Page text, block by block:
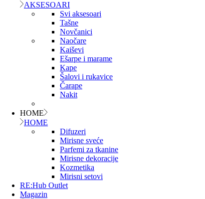
AKSESOARI
Svi aksesoari
Tašne
Novčanici
Naočare
Kaiševi
Ešarpe i marame
Kape
Šalovi i rukavice
Čarape
Nakit
HOME
HOME
Difuzeri
Mirisne sveće
Parfemi za tkanine
Mirisne dekoracije
Kozmetika
Mirisni setovi
RE:Hub Outlet
Magazin